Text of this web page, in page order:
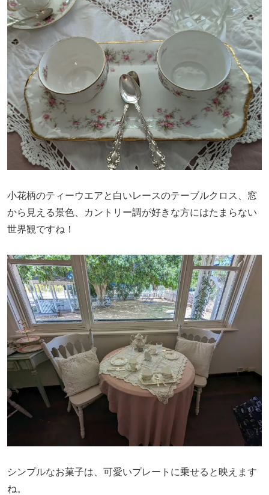
小花柄のティーウエアと白いレースのテーブルクロス、窓
から見える景色、カントリー調が好きな方にはたまらない
世界観ですね！
シンプルなお菓子は、可愛いプレートに乗せると映えます
ね。